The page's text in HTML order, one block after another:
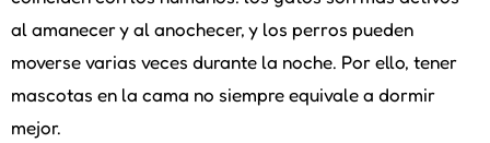
al amanecer y al anochecer, y los perros pueden
moverse varias veces durante la noche. Por ello, tener
mascotas en la cama no siempre equivale a dormir
mejor.